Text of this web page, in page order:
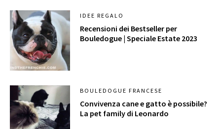
IDEE REGALO
Recensioni dei Bestseller per
Bouledogue | Speciale Estate 2023
BOULEDOGUE FRANCESE
Convivenza cane e gatto è possibile?
La pet family di Leonardo